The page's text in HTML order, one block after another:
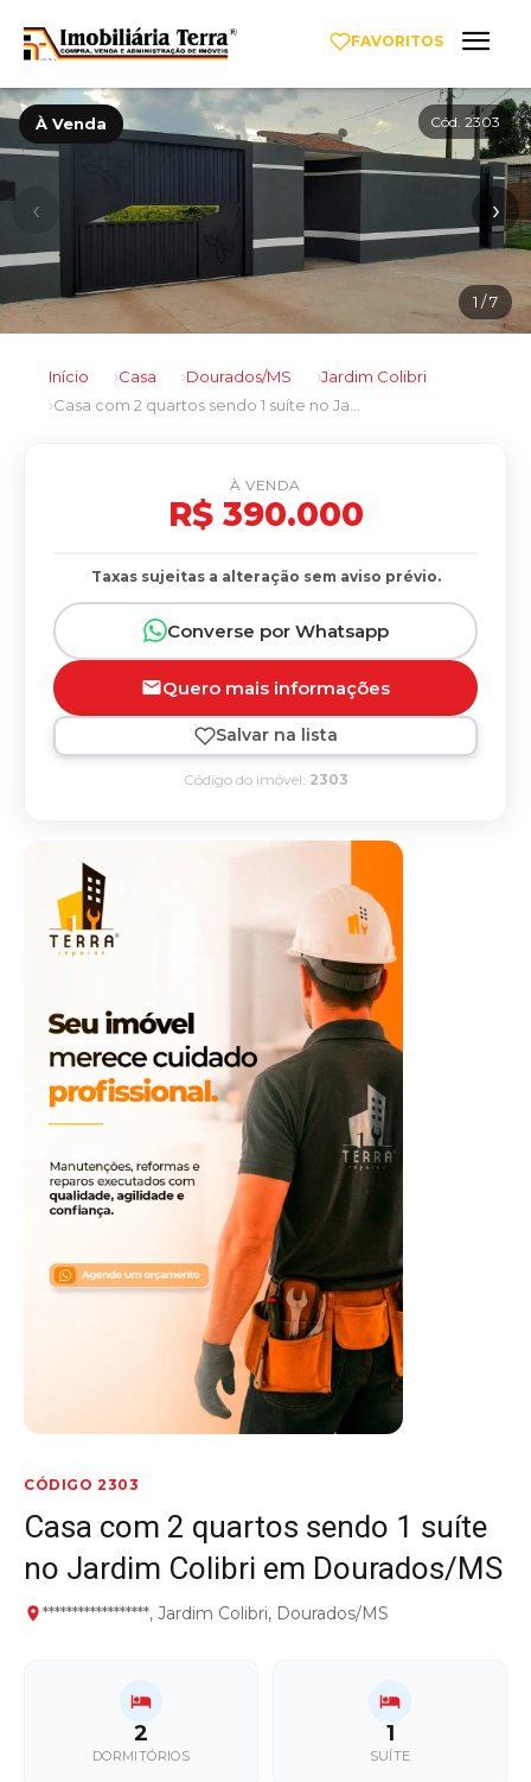
FAVORITOS
À Venda Cód. 2303
‹ ›
1 / 7
Início Casa Dourados/MS
Jardim Colibri
CÓDIGO 2303
Casa com 2 quartos sendo 1 suíte
no Jardim Colibri em Dourados/MS
******************, Jardim Colibri, Dourados/MS
2
DORMITÓRIOS
1
SUÍTE
À VENDA
R$ 390.000
Taxas sujeitas a alteração sem aviso prévio.
Converse por Whatsapp
Quero mais informações
Salvar na lista
Código do imóvel: 2303